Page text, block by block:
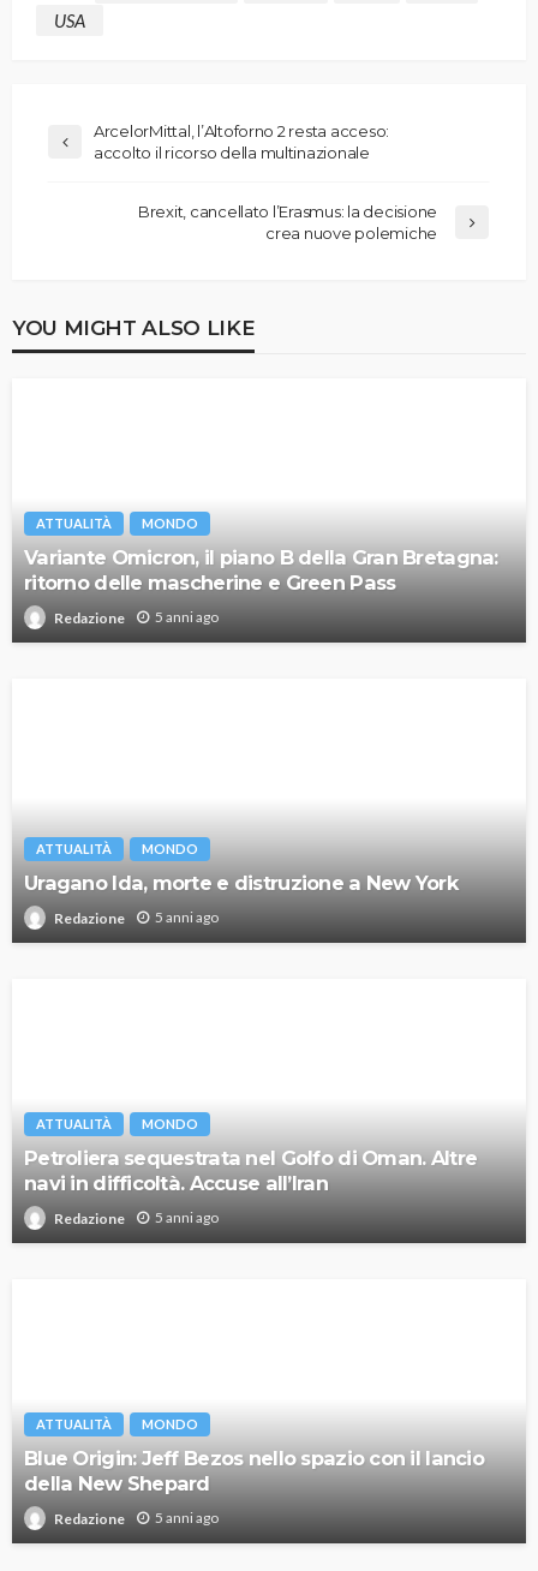
USA
ArcelorMittal, l’Altoforno 2 resta acceso:
accolto il ricorso della multinazionale
Brexit, cancellato l’Erasmus: la decisione
crea nuove polemiche
YOU MIGHT ALSO LIKE
ATTUALITÀ MONDO
Variante Omicron, il piano B della Gran Bretagna:
ritorno delle mascherine e Green Pass
Redazione 5 anni ago
ATTUALITÀ MONDO
Uragano Ida, morte e distruzione a New York
Redazione 5 anni ago
ATTUALITÀ MONDO
Petroliera sequestrata nel Golfo di Oman. Altre
navi in difficoltà. Accuse all’Iran
Redazione 5 anni ago
ATTUALITÀ MONDO
Blue Origin: Jeff Bezos nello spazio con il lancio
della New Shepard
Redazione 5 anni ago